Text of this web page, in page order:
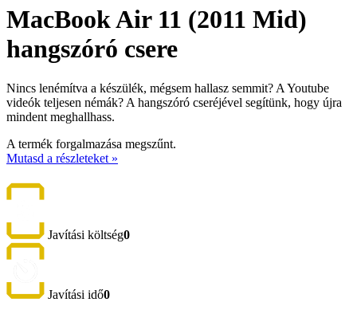
MacBook Air 11 (2011 Mid)
hangszóró csere
Nincs lenémítva a készülék, mégsem hallasz semmit? A Youtube
videók teljesen némák? A hangszóró cseréjével segítünk, hogy újra
mindent meghallhass.
A termék forgalmazása megszűnt.
Mutasd a részleteket »
Javítási költség0
Javítási idő0